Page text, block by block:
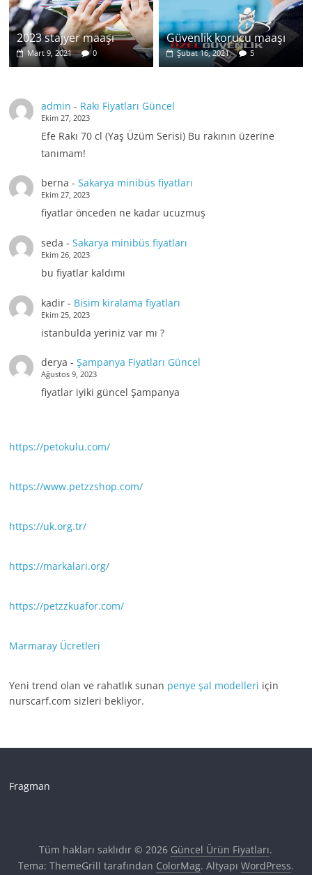
2023 stajyer maaşı
Mart 9, 2021 0
Güvenlik korucu maaşı
Şubat 16, 2021 5
admin - Rakı Fiyatları Güncel
Ekim 27, 2023
Efe Rakı 70 cl (Yaş Üzüm Serisi) Bu rakının üzerine
tanımam!
berna - Sakarya minibüs fiyatları
Ekim 27, 2023
fiyatlar önceden ne kadar ucuzmuş
seda - Sakarya minibüs fiyatları
Ekim 26, 2023
bu fiyatlar kaldımı
kadir- Bisim kiralama fiyatları
Ekim 25, 2023
istanbulda yeriniz var mı ?
derya - Şampanya Fiyatları Güncel
Ağustos 9, 2023
fiyatlar iyiki güncel Şampanya
https://petokulu.com/
https://www.petzzshop.com/
https://uk.org.tr/
https://markalari.org/
https://petzzkuafor.com/
Marmaray Ücretleri
Yeni trend olan ve rahatlık sunan penye şal modelleri için
nurscarf.com sizleri bekliyor.
Fragman
Tüm hakları saklıdır © 2026 Güncel Ürün Fiyatları.
Tema: ThemeGrill tarafından ColorMag. Altyapı WordPress.